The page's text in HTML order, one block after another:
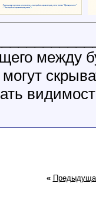
между
могут
«